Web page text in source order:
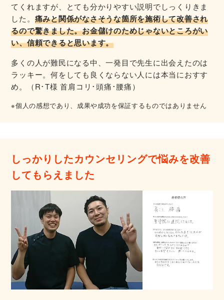
てくれますが、とても分かりやすい説明でしっくりきま
した。 痛みと関係がなさそうな箇所を施術して改善され
るので驚きました。お金儲けのためじゃないところがい
い、信頼できると思います。
多くの人が難民になる中、一発目で先生に出会えたのは
ラッキー。何をしても良くならない人には本当におすす
め。（R･T様 首肩コリ･頭痛･腰痛）
※個人の感想であり、成果や成功を保証するものではありません
しっかりしたカウンセリングで悩みを改善
してもらえました